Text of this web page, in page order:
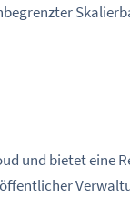
und bietet eine